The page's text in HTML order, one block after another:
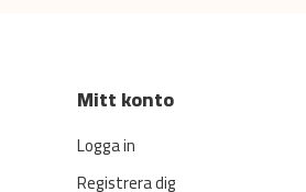
Mitt konto
Logga in
Registrera dig